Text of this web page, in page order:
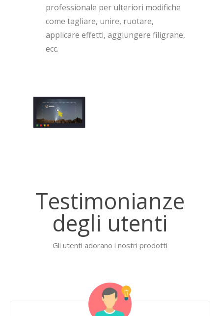
professionale per ulteriori modifiche
come tagliare, unire, ruotare,
applicare effetti, aggiungere filigrane,
ecc.
Testimonianze
degli utenti
Gli utenti adorano i nostri prodotti